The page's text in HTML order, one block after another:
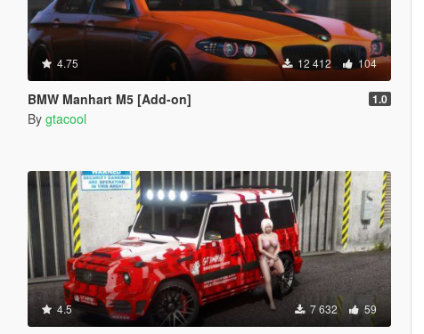
4.75 12 412 104
BMW Manhart M5 [Add-on] 1.0
By gtacool
4.5 7 632 59